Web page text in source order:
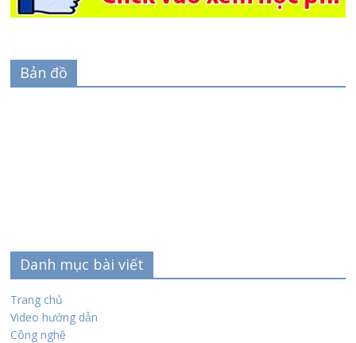
Bản đồ
Danh mục bài viết
Trang chủ
Video hướng dẫn
Công nghệ